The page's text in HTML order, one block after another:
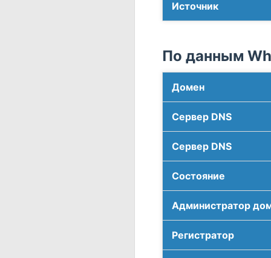
Источник
По данным
Домен
Сервер DNS
Сервер DNS
Соcтояние
Администратор
Регистратор